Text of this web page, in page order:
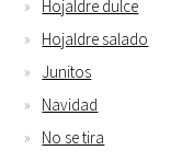
Hojaldre dulce
Hojaldre salado
Junitos
Navidad
No se tira